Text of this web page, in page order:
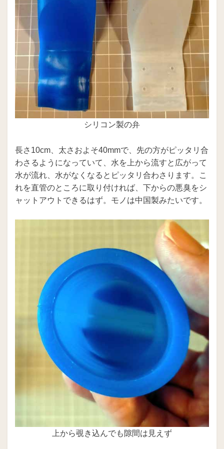
シリコン製の弁
長さ10cm、太さおよそ40mmで、先の方がピッタリ合
わさるようになっていて、水を上から流すと広がって
水が流れ、水がなくなるとピッタリ合わさります。こ
れを直管のところに取り付ければ、下からの悪臭をシ
ャットアウトできるはず。モノは中国製みたいです。
上から覗き込んでも隙間は見えず